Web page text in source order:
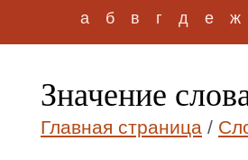
а б в г д е ж
Значение
Главная страница /